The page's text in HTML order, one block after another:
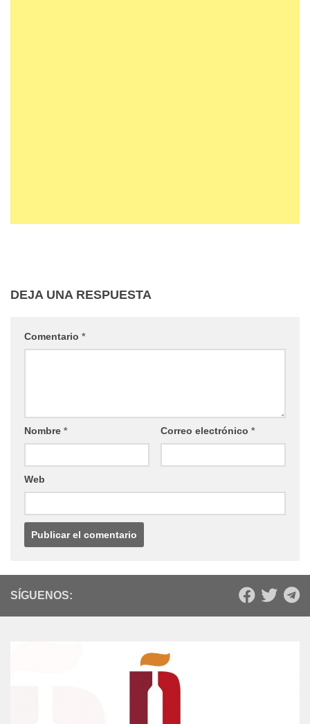
DEJA UNA RESPUESTA
Comentario *
Nombre * Correo electrónico *
Web
SÍGUENOS: